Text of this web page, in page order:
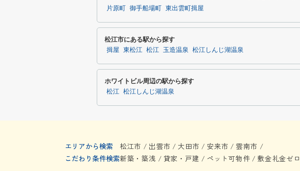
片原町
御手船場町 東出雲町揖屋
松江市にある駅から探す
揖屋 東松江 松江 玉造温泉 松江しんじ湖温泉
ホワイトビル周辺の駅から探す
松江 松江しんじ湖温泉
エリアから検索 松江市 / 出雲市 / 大田市 / 安来市 / 雲南市 /
こだわり条件検索新築・築浅 / 貸家・戸建 / ペット可物件 / 敷金礼金ゼロ